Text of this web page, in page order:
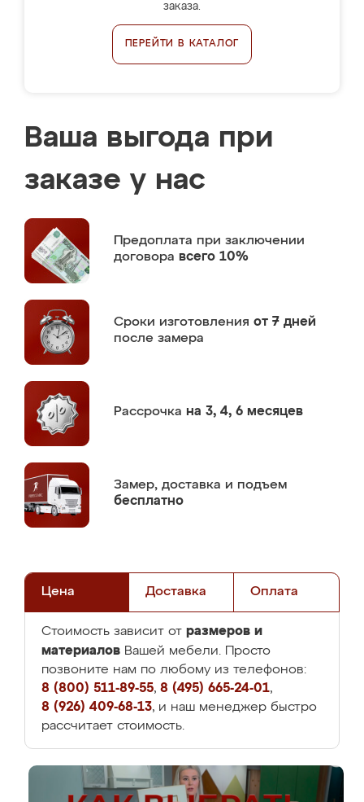
заказа.
ПЕРЕЙТИ В КАТАЛОГ
Ваша выгода при
заказе у нас
Предоплата при заключении
договора всего 10%
Сроки изготовления от 7 дней
после замера
Рассрочка на 3, 4, 6 месяцев
Замер, доставка и подъем
бесплатно
Цена Доставка Оплата
Стоимость зависит от размеров и
материалов Вашей мебели. Просто
позвоните нам по любому из телефонов:
8 (800) 511-89-55, 8 (495) 665-24-01,
8 (926) 409-68-13, и наш менеджер быстро
рассчитает стоимость.